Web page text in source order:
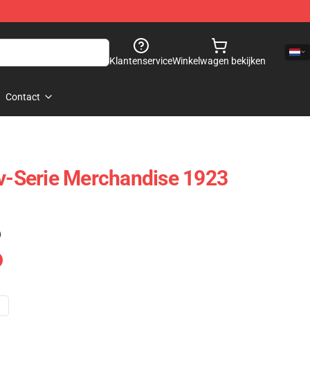
KlantenserviceWinkelwagen bekijken
Contact
Serie Merchandise 1923